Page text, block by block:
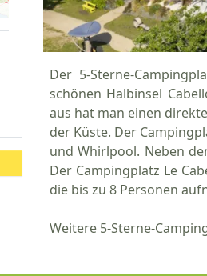
Der 5-Sterne-
schönen Halbinsel
aus hat man einen
der Küste. Der
und Whirlpool. Neben
Der Campingplatz Le
die bis zu 8 Personen
Weitere 5-Sterne-